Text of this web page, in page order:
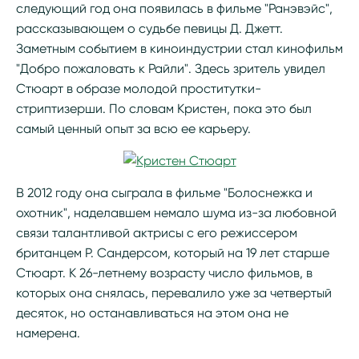
следующий год она появилась в фильме "Ранэвэйс",
рассказывающем о судьбе певицы Д. Джетт.
Заметным событием в киноиндустрии стал кинофильм
"Добро пожаловать к Райли". Здесь зритель увидел
Стюарт в образе молодой проститутки-
стриптизерши. По словам Кристен, пока это был
самый ценный опыт за всю ее карьеру.
В 2012 году она сыграла в фильме "Болоснежка и
охотник", наделавшем немало шума из-за любовной
связи талантливой актрисы с его режиссером
британцем Р. Сандерсом, который на 19 лет старше
Стюарт. К 26-летнему возрасту число фильмов, в
которых она снялась, перевалило уже за четвертый
десяток, но останавливаться на этом она не
намерена.